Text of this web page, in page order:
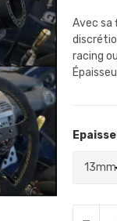
Avec sa
racing